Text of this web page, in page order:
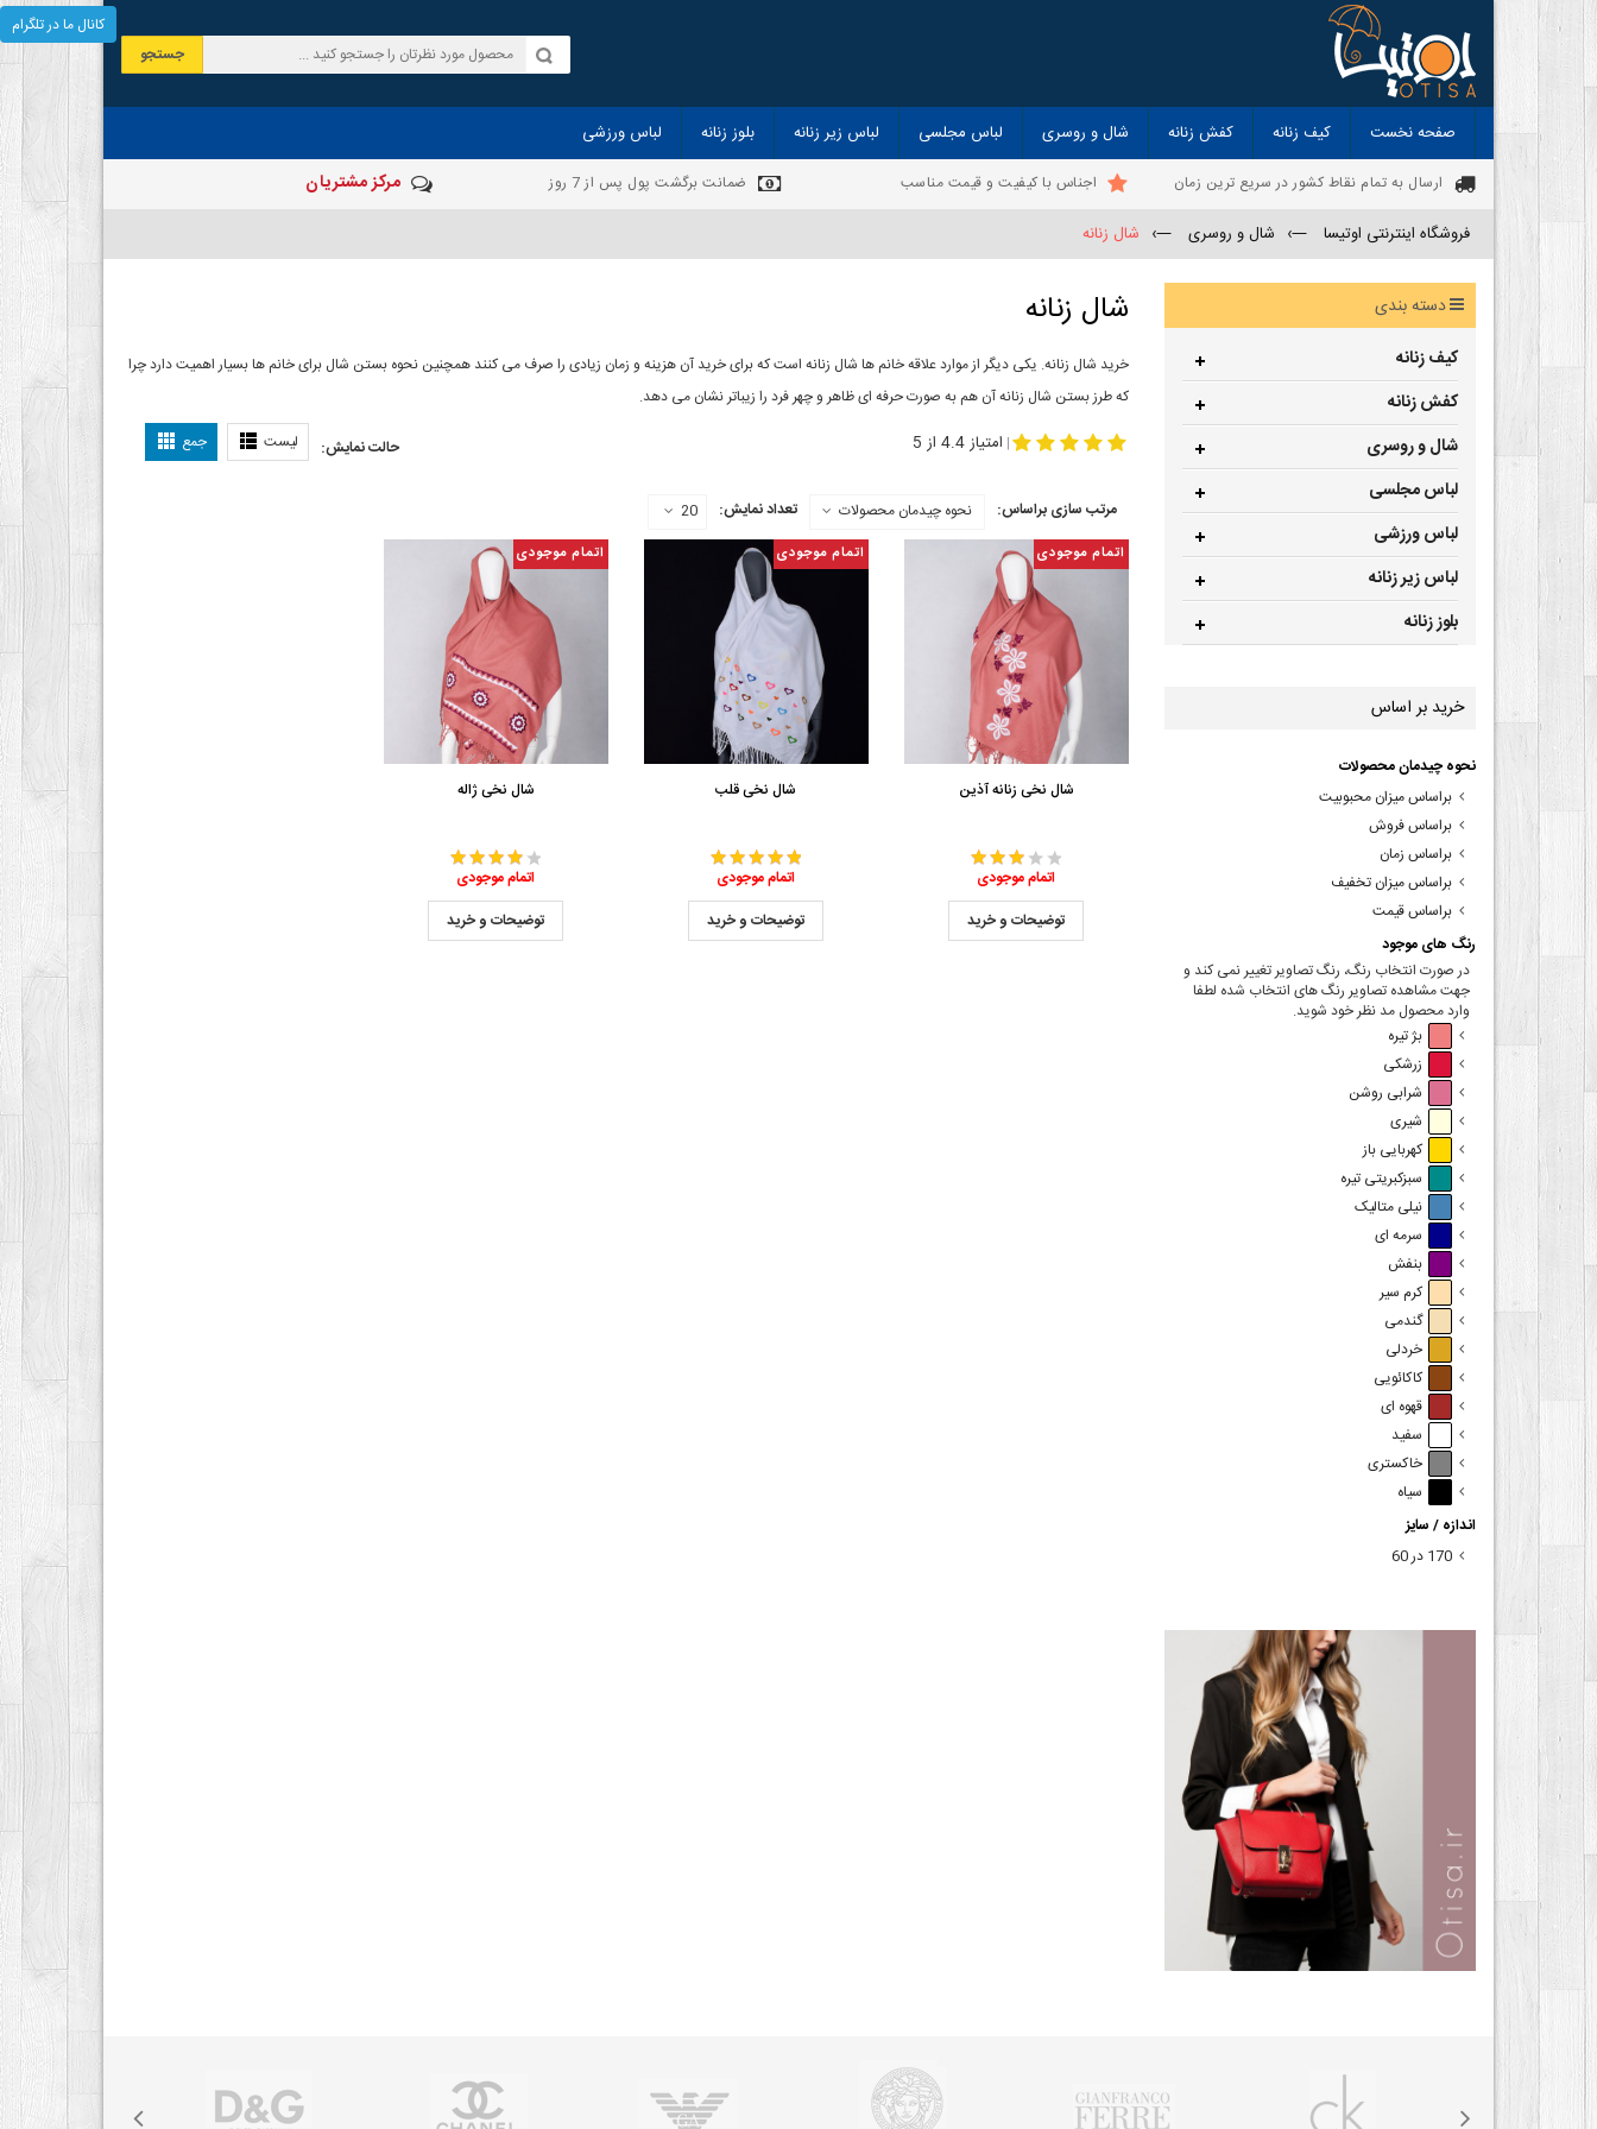
جستجو
صفحه نخست کیف زنانه کفش زنانه شال و روسری لباس مجلسی لباس زیر زنانه بلوز زنانه لباس ورزشی
ارسال به تمام نقاط کشور در سریع ترین زمان اجناس با کیفیت و قیمت مناسب ضمانت برگشت پول پس از 7 روز مرکز مشتریان
فروشگاه اینترنتی اوتیسا —› شال و روسری —› شال زنانه
شال زنانه
خرید شال زنانه. یکی دیگر از موارد علاقه خانم ها شال زنانه است که برای خرید آن هزینه و زمان زیادی را صرف می کنند همچنین نحوه بستن شال برای خانم ها بسیار اهمیت دارد چرا
که طرز بستن شال زنانه آن هم به صورت حرفه ای ظاهر و چهر فرد را زیباتر نشان می دهد.
حالت نمایش: لیست جمع | امتیاز 4.4 از 5
مرتب سازی براساس: نحوه چیدمان محصولات تعداد نمایش: 20
اتمام موجودی
شال نخی زنانه آذین
اتمام موجودی
توضیحات و خرید
اتمام موجودی
شال نخی قلب
اتمام موجودی
توضیحات و خرید
اتمام موجودی
شال نخی ژاله
اتمام موجودی
توضیحات و خرید
دسته بندی
کیف زنانه
کفش زنانه
شال و روسری
لباس مجلسی
لباس ورزشی
لباس زیر زنانه
بلوز زنانه
خرید بر اساس
نحوه چیدمان محصولات
براساس میزان محبوبیت
براساس فروش
براساس زمان
براساس میزان تخفیف
براساس قیمت
رنگ های موجود
در صورت انتخاب رنگ، رنگ تصاویر تغییر نمی کند و
جهت مشاهده تصاویر رنگ های انتخاب شده لطفا
وارد محصول مد نظر خود شوید.
بژ تیره
زرشکی
شرابی روشن
شیری
کهربایی باز
سبزکبریتی تیره
نیلی متالیک
سرمه ای
بنفش
کرم سیر
گندمی
خردلی
کاکائویی
قهوه ای
سفید
خاکستری
سیاه
اندازه / سایز
170 در 60
کانال ما در تلگرام